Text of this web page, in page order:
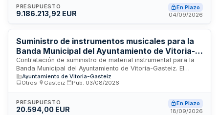
garantizar el abastecimiento continuado de estos productos
farmacéuticos en presentaciones específicas mediante
farmacéutica y dosis.
PRESUPUESTO
9.186.213,92 EUR
En Plazo
04/09/2026
Suministro de instrumentos musicales para la
Banda Municipal del Ayuntamiento de Vitoria-
Gasteiz
Contratación de suministro de material instrumental para la
Banda Municipal del Ayuntamiento de Vitoria-Gasteiz. El
suministro comprende un bombardino, un clarinete bajo y dos
flightcases o maletas de transporte especializadas para
material se detallan en el pliego de condiciones técnicas del
contrato.
Ayuntamiento de Vitoria-Gasteiz
Otros
Gasteiz Pub. 03/08/2026
PRESUPUESTO
20.594,00 EUR
En Plazo
18/09/2026